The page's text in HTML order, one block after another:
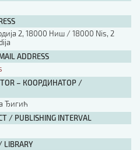
[B5, ћир]
[B5, лат]
[B5, енг]
ИЗДАЊА
2, 18000 Ниш / 18000 Nis, 2
ADDRESS
– КООРДИНАТОР /
Ђигић
PUBLISHING INTERVAL